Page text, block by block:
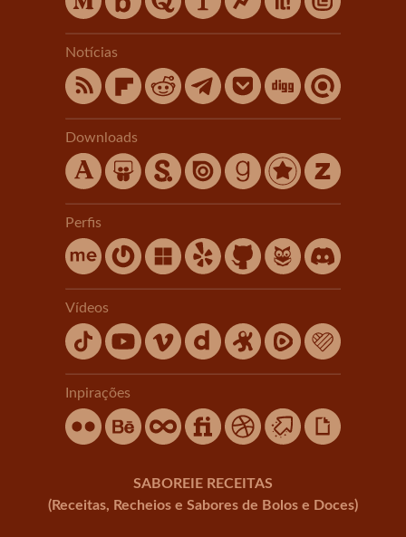
Notícias
Downloads
Perfis
Vídeos
Inpirações
SABOREIE RECEITAS
(Receitas, Recheios e Sabores de Bolos e Doces)